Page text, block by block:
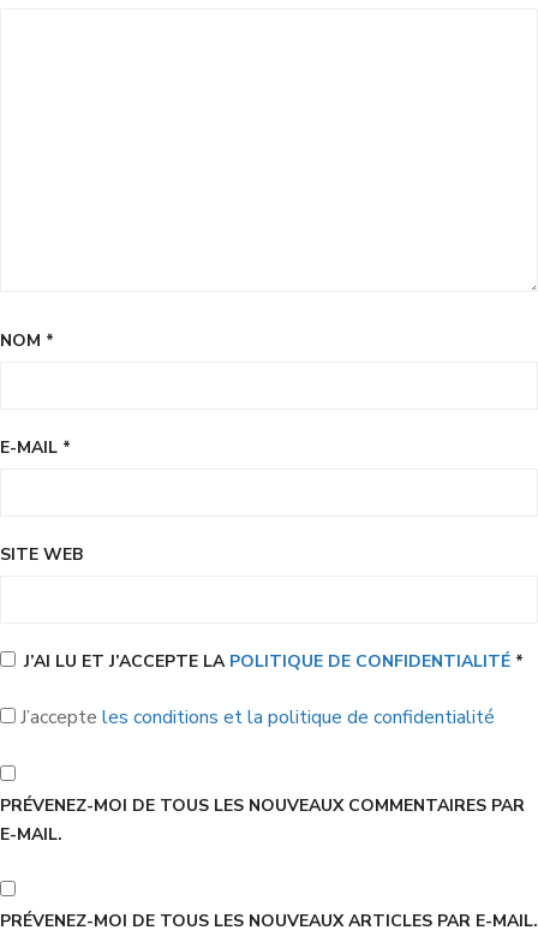
NOM *
E-MAIL *
SITE WEB
J’AI LU ET J’ACCEPTE LA POLITIQUE DE CONFIDENTIALITÉ *
J’accepte les conditions et la politique de confidentialité
PRÉVENEZ-MOI DE TOUS LES NOUVEAUX COMMENTAIRES PAR
E-MAIL.
PRÉVENEZ-MOI DE TOUS LES NOUVEAUX ARTICLES PAR E-MAIL.